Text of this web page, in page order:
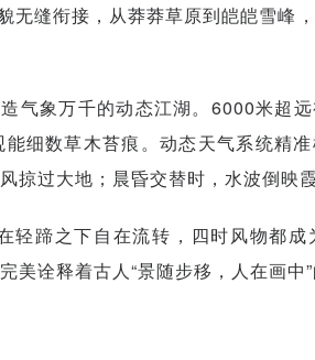
缝衔接，从莽莽草原到皑皑雪峰
气象万千的动态江湖。6000米超
细数草木苔痕。动态天气系统精
过大地；晨昏交替时，水波倒映霞
轻蹄之下自在流转，四时风物都
诠释着古人“景随步移，人在画中”